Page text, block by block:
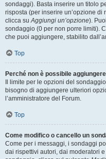
sondaggi). Basta inserire un titolo
risposta (per inserire un’opzione di
clicca suAggiungi un’opzione).
sondaggio (0 per non porre limiti).
che puoi aggiungere, stabilito
Top
Perché non è possibile
Il limite per le opzioni del
bisogno di aggiungere ulteriori
l’amministratore del Forum.
Top
Come modifico o cancello un
Come per i messaggi, i sondaggi
dai rispettivi autori, dai moderatori